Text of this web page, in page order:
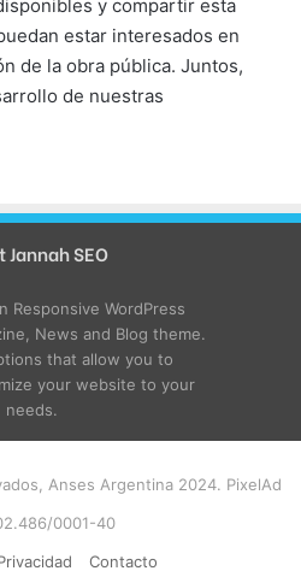
y compartir esta
estar interesados en
de la obra pública. Juntos,
de nuestras
Jannah SEO
Responsive WordPress
News and Blog theme.
that allow you to
your website to your
needs.
Anses Argentina 2024. PixelAd
0001-40
Contacto